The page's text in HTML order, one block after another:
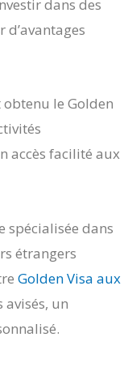
dans des
le Golden
accès facilité aux
spécialisée dans
étrangers
Golden Visa aux
avisés, un